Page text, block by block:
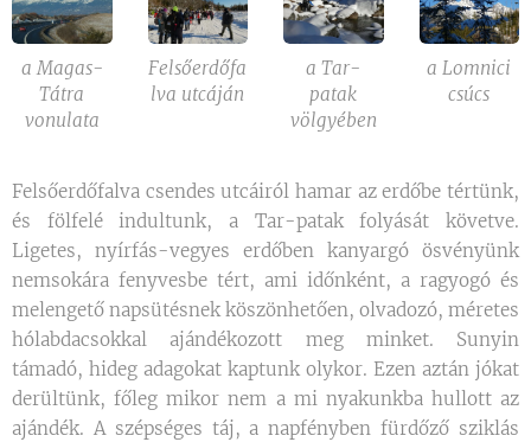
a Magas-
Tátra
vonulata
Felsőerdőfa
lva utcáján
a Tar-
patak
völgyében
a Lomnici
csúcs
Felsőerdőfalva csendes utcáiról hamar az erdőbe tértünk,
és fölfelé indultunk, a Tar-patak folyását követve.
Ligetes, nyírfás-vegyes erdőben kanyargó ösvényünk
nemsokára fenyvesbe tért, ami időnként, a ragyogó és
melengető napsütésnek köszönhetően, olvadozó, méretes
hólabdacsokkal ajándékozott meg minket. Sunyin
támadó, hideg adagokat kaptunk olykor. Ezen aztán jókat
derültünk, főleg mikor nem a mi nyakunkba hullott az
ajándék. A szépséges táj, a napfényben fürdőző sziklás